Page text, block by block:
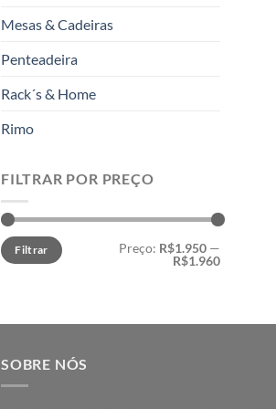
Mesas & Cadeiras
Penteadeira
Rack´s & Home
Rimo
FILTRAR POR PREÇO
Preço
mínimo
Preço
máximo
Filtrar Preço: R$1.950 —
R$1.960
SOBRE NÓS